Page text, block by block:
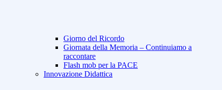
Giorno del Ricordo
Giornata della Memoria – Continuiamo a
raccontare
Flash mob per la PACE
Innovazione Didattica